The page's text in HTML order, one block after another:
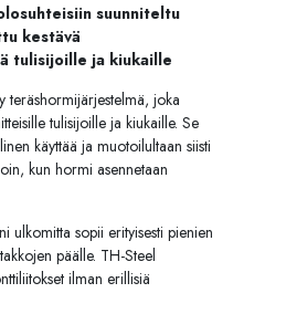
suunniteltu
kestävä
tulisijoille ja kiukaille
teräshormijärjestelmä, joka
tulisijoille ja kiukaille. Se
käyttää ja muotoilultaan siisti
kun hormi asennetaan
ulkomitta sopii erityisesti pienien
päälle. TH-Steel
ilman erillisiä